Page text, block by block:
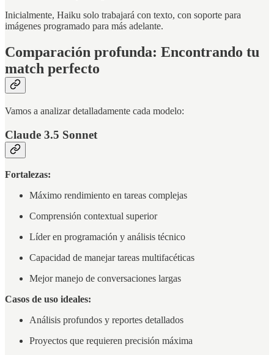
Inicialmente, Haiku solo trabajará con texto, con soporte para
imágenes programado para más adelante.
Comparación profunda: Encontrando tu
match perfecto
Vamos a analizar detalladamente cada modelo:
Claude 3.5 Sonnet
Fortalezas:
Máximo rendimiento en tareas complejas
Comprensión contextual superior
Líder en programación y análisis técnico
Capacidad de manejar tareas multifacéticas
Mejor manejo de conversaciones largas
Casos de uso ideales:
Análisis profundos y reportes detallados
Proyectos que requieren precisión máxima